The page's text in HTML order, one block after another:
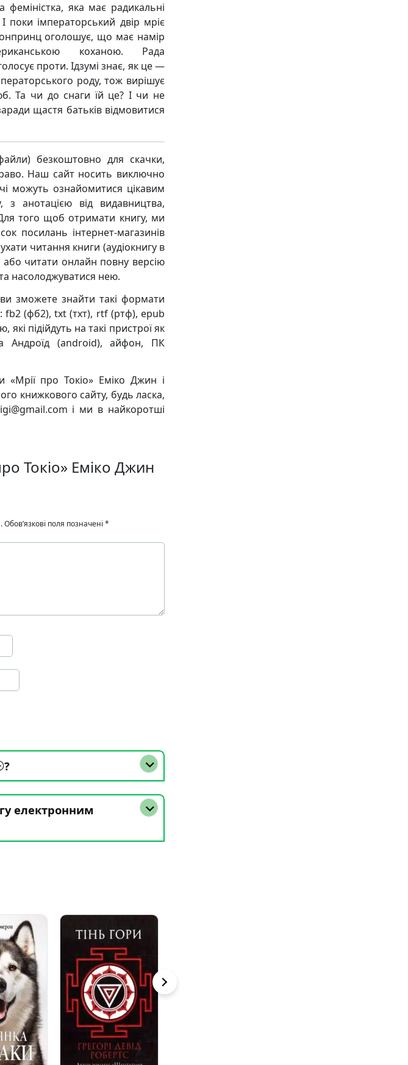
яка має радикальні
поки імператорський двір мріє
оголошує, що має намір
коханою. Рада
проти. Ідзумі знає, як це —
роду, тож вирішує
Та чи до снаги їй це? І чи не
щастя батьків відмовитися
безкоштовно для скачки,
Наш сайт носить виключно
можуть ознайомитися цікавим
анотацією від видавництва,
того щоб отримати книгу, ми
посилань інтернет-магазинів
читання книги (аудіокнигу в
читати онлайн повну версію
насолоджуватися нею.
зможете знайти такі формати
fb2 (фб2), txt (тхт), rtf (ртф), epub
підійдуть на такі пристрої як
Андроїд (android), айфон, ПК
про Токіо» Еміко Джин і
книжкового сайту, будь ласка,
і ми в найкоротші
Токіо» Еміко Джин
Обов’язкові поля позначені *
електронним